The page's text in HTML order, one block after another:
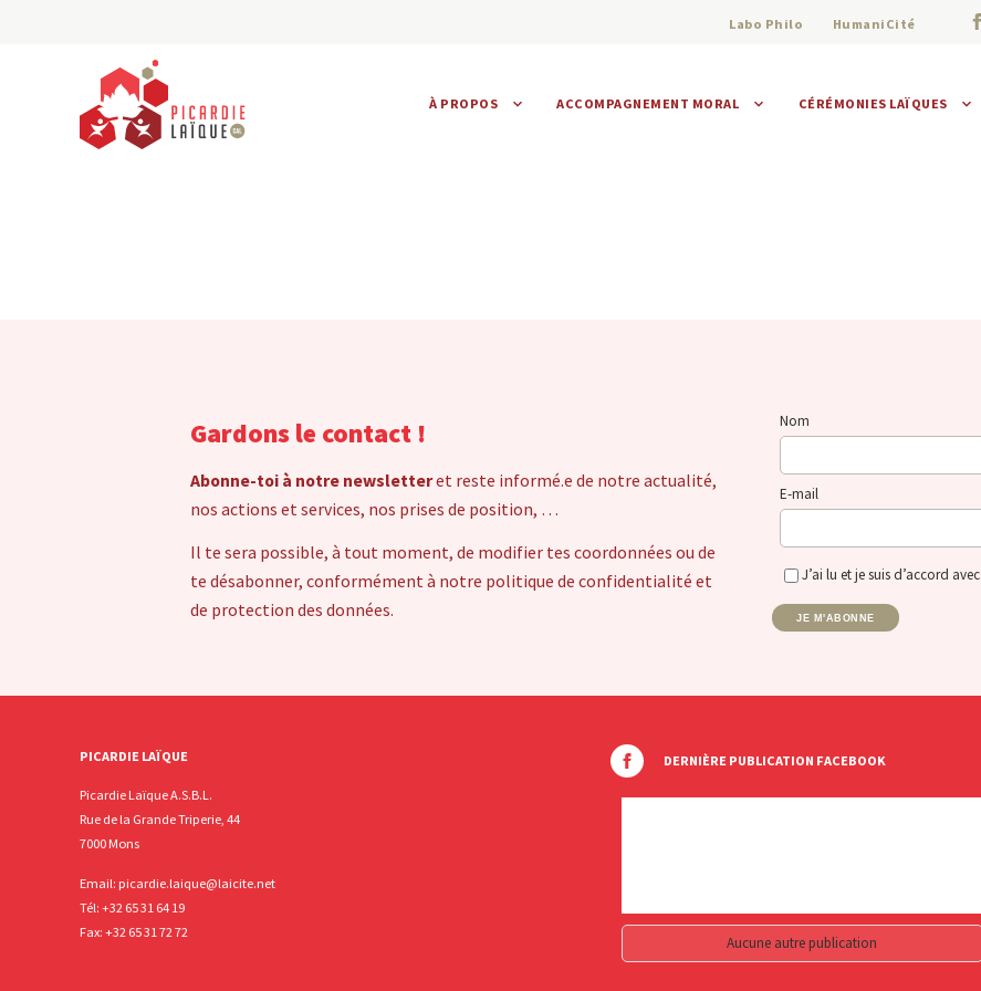
Labo Philo HumaniCité
À PROPOS ACCOMPAGNEMENT MORAL CÉRÉMONIES LAÏQUES
Gardons le contact !
Abonne-toi à notre newsletteret reste informé.e de notre actualité,
nos actions et services, nos prises de position, …
Il te sera possible, à tout moment, de modifier tes coordonnées ou de
te désabonner, conformément à notre politique de confidentialité et
de protection des données.
Nom
E-mail
J’ai lu et je suis d’accord avec
JE M'ABONNE
PICARDIE LAÏQUE
Picardie Laïque A.S.B.L.
Rue de la Grande Triperie, 44
7000 Mons
Email: picardie.laique@laicite.net
Tél: +32 65 31 64 19
Fax: +32 65 31 72 72
DERNIÈRE PUBLICATION FACEBOOK
Aucune autre publication